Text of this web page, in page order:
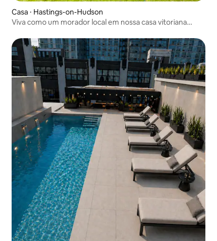
Casa ⋅ Hastings-on-Hudson
Viva como um morador local em nossa casa vitoriana